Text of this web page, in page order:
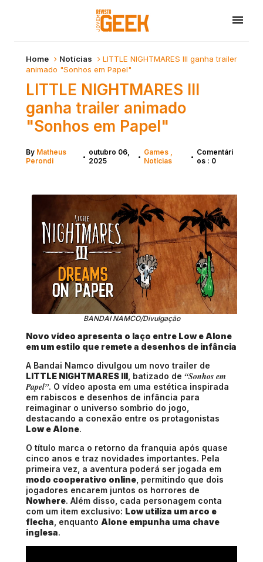
Home Notícias
LITTLE NIGHTMARES III ganha trailer
animado "Sonhos em Papel"
LITTLE NIGHTMARES III
ganha trailer animado
"Sonhos em Papel"
By Matheus
Perondi
• outubro 06,
2025
• Games
Notícias
• Comentári
os : 0
BANDAI NAMCO/Divulgação
Novo vídeo apresenta o laço entre Low e Alone
em um estilo que remete a desenhos de infância
A Bandai Namco divulgou um novo trailer de
LITTLE NIGHTMARES III , batizado de “Sonhos em
Papel”. O vídeo aposta em uma estética inspirada
em rabiscos e desenhos de infância para
reimaginar o universo sombrio do jogo,
destacando a conexão entre os protagonistas
Low e Alone.
O título marca o retorno da franquia após quase
cinco anos e traz novidades importantes. Pela
primeira vez, a aventura poderá ser jogada em
modo cooperativo online , permitindo que dois
jogadores encarem juntos os horrores de
Nowhere. Além disso, cada personagem conta
com um item exclusivo: Low utiliza um arco e
flecha , enquanto Alone empunha uma chave
inglesa.